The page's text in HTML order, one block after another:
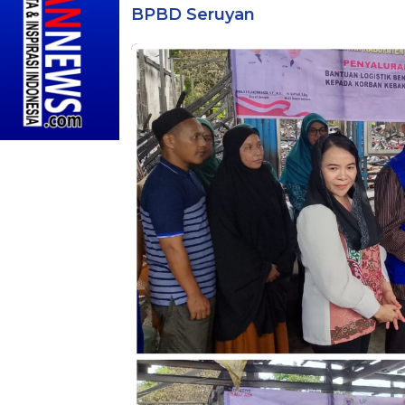
BPBD Seruyan